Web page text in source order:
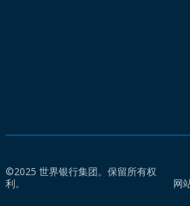
©2025 世界银行集团。保留所有权
利。
网